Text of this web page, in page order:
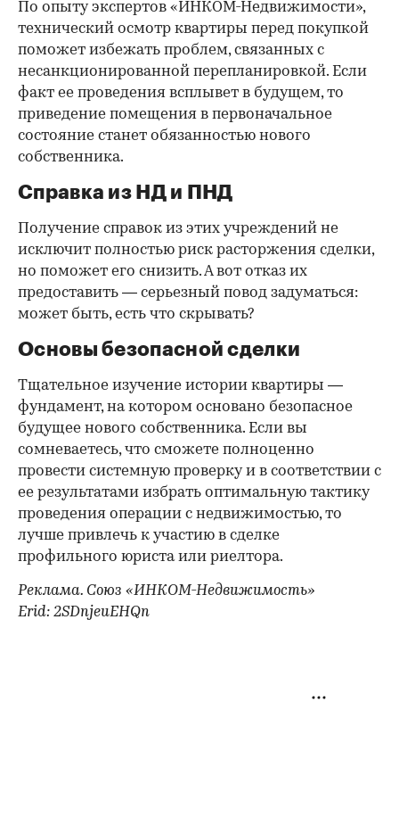
По опыту экспертов «ИНКОМ-Недвижимости»,
технический осмотр квартиры перед покупкой
поможет избежать проблем, связанных с
несанкционированной перепланировкой. Если
факт ее проведения всплывет в будущем, то
приведение помещения в первоначальное
состояние станет обязанностью нового
собственника.
Справка из НД и ПНД
Получение справок из этих учреждений не
исключит полностью риск расторжения сделки,
но поможет его снизить. А вот отказ их
предоставить — серьезный повод задуматься:
может быть, есть что скрывать?
Основы безопасной сделки
Тщательное изучение истории квартиры —
фундамент, на котором основано безопасное
будущее нового собственника. Если вы
сомневаетесь, что сможете полноценно
провести системную проверку и в соответствии с
ее результатами избрать оптимальную тактику
проведения операции с недвижимостью, то
лучше привлечь к участию в сделке
профильного юриста или риелтора.
Реклама. Союз «ИНКОМ-Недвижимость»
Erid: 2SDnjeuEHQn